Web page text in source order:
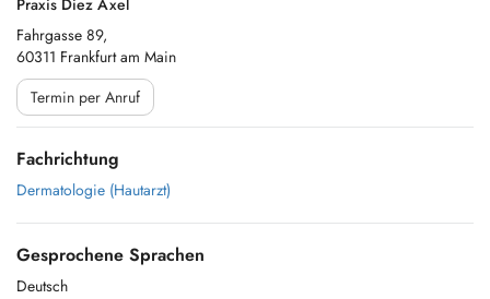
Praxis Diez Axel
Fahrgasse 89,
60311 Frankfurt am Main
Termin per Anruf
Fachrichtung
Dermatologie (Hautarzt)
Gesprochene Sprachen
Deutsch